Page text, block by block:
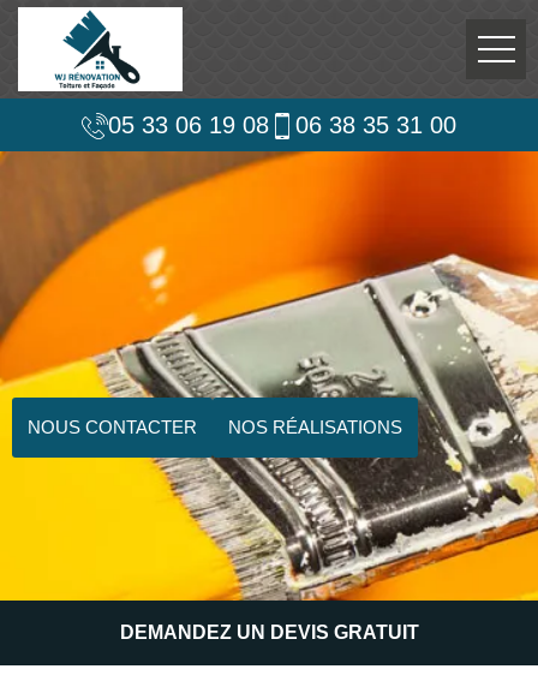
05 33 06 19 08 06 38 35 31 00
NOUS CONTACTER NOS RÉALISATIONS
DEMANDEZ UN DEVIS GRATUIT